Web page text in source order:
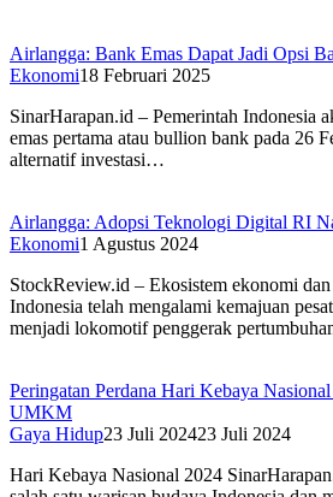
Airlangga: Bank Emas Dapat Jadi Opsi
Ekonomi18 Februari 2025
SinarHarapan.id – Pemerintah Indonesia
emas pertama atau bullion bank pada 26
alternatif investasi…
Airlangga: Adopsi Teknologi Digital RI
Ekonomi1 Agustus 2024
StockReview.id – Ekosistem ekonomi
Indonesia telah mengalami kemajuan
menjadi lokomotif penggerak
Peringatan Perdana Hari Kebaya
UMKM
Gaya Hidup23 Juli 202423 Juli 2024
Hari Kebaya Nasional 2024